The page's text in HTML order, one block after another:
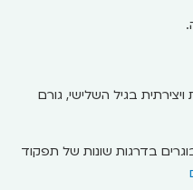
בגיל השלישי, גורם
בדרגות שונות של תפקוד